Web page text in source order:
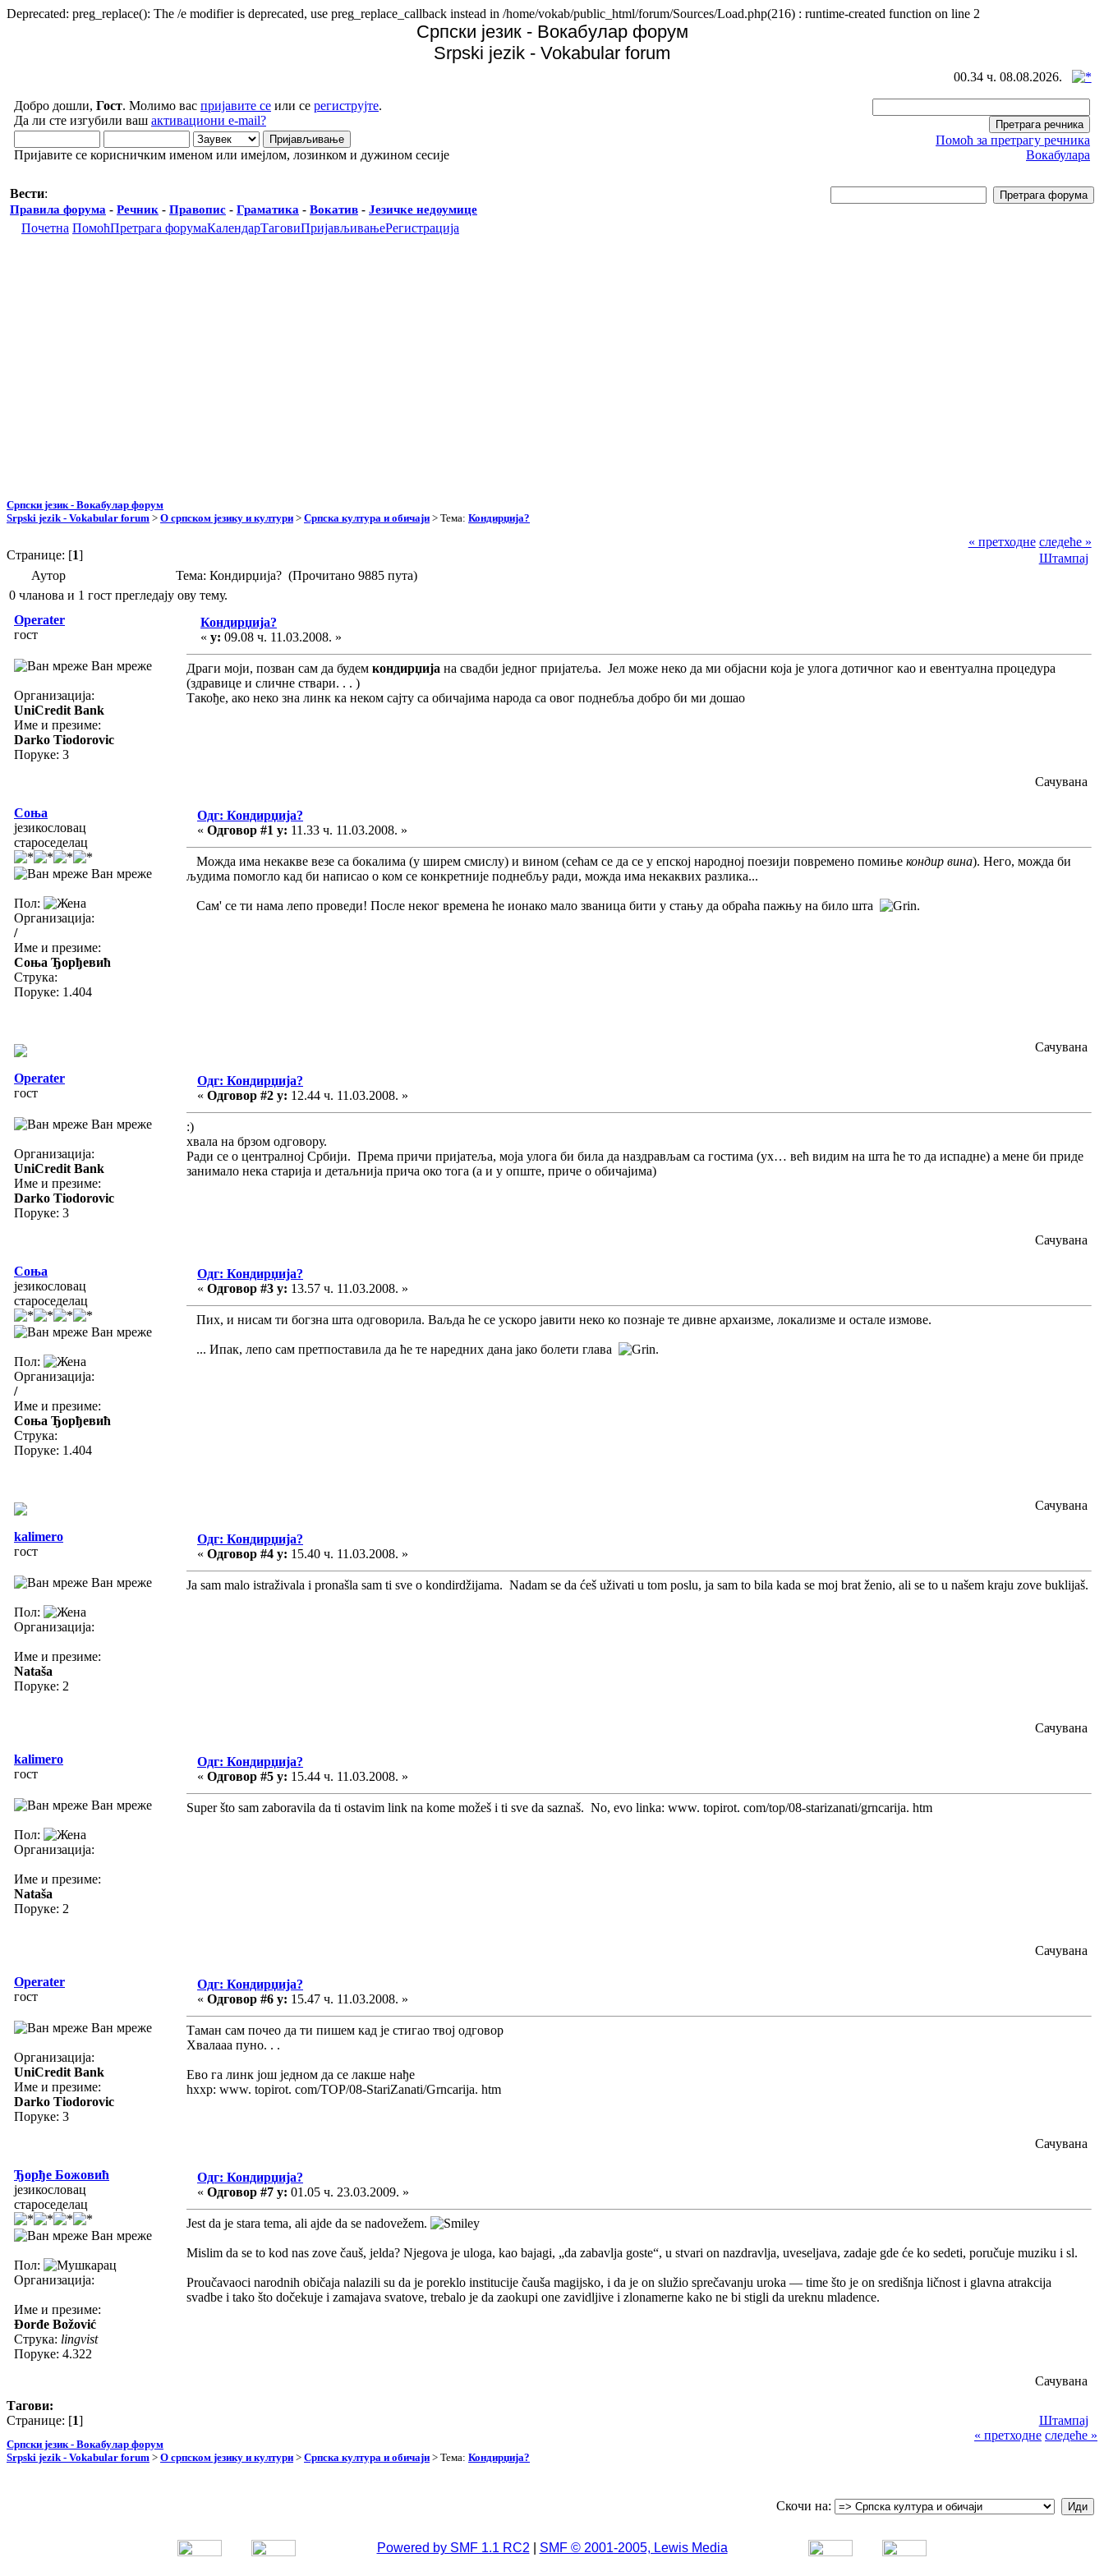
Deprecated: preg_replace(): The /e modifier is deprecated, use preg_replace_callback instead in /home/vokab/public_html/forum/Sources/Load.php(216) : runtime-created function on line 2
Српски језик - Вокабулар форум
Srpski jezik - Vokabular forum
00.34 ч. 08.08.2026.
Добро дошли, Гост. Молимо вас пријавите се или се региструјте.
Да ли сте изгубили ваш активациони e-mail?
Пријавите се корисничким именом или имејлом, лозинком и дужином сесије
Помоћ за претрагу речника
Вокабулара
Вести:
Правила форума - Речник - Правопис - Граматика - Вокатив - Језичке недоумице
Почетна ПомоћПретрага форумаКалендарТаговиПријављивањеРегистрација
Српски језик - Вокабулар форум
Srpski jezik - Vokabular forum > О српском језику и култури > Српска култура и обичаји > Тема: Кондирџија?
Странице: [1]
« претходне следеће »
Штампај
Аутор
Тема: Кондирџија? (Прочитано 9885 пута)
0 чланова и 1 гост прегледају ову тему.
Operater
гост
Ван мреже
Организација:
UniCredit Bank
Име и презиме:
Darko Tiodorovic
Поруке: 3
Кондирџија?
« у: 09.08 ч. 11.03.2008. »
Драги моји, позван сам да будем кондирџија на свадби једног пријатеља. Јел може неко да ми објасни која је улога дотичног као и евентуална процедура
(здравице и сличне ствари. . . )
Такође, ако неко зна линк ка неком сајту са обичајима народа са овог поднебља добро би ми дошао
Сачувана
Соња
језикословац
староседелац
Ван мреже
Пол:
Организација:
/
Име и презиме:
Соња Ђорђевић
Струка:
Поруке: 1.404
Одг: Кондирџија?
« Одговор #1 у: 11.33 ч. 11.03.2008. »
Можда има некакве везе са бокалима (у ширем смислу) и вином (сећам се да се у епској народној поезији повремено помиње кондир вина). Него, можда би
људима помогло кад би написао о ком се конкретније поднебљу ради, можда има некаквих разлика...
Сам' се ти нама лепо проведи! После неког времена ће ионако мало званица бити у стању да обраћа пажњу на било шта .
Сачувана
Operater
гост
Ван мреже
Организација:
UniCredit Bank
Име и презиме:
Darko Tiodorovic
Поруке: 3
Одг: Кондирџија?
« Одговор #2 у: 12.44 ч. 11.03.2008. »
:)
хвала на брзом одговору.
Ради се о централној Србији. Према причи пријатеља, моја улога би била да наздрављам са гостима (ух… већ видим на шта ће то да испадне) а мене би приде
занимало нека старија и детаљнија прича око тога (а и у опште, приче о обичајима)
Сачувана
Соња
језикословац
староседелац
Ван мреже
Пол:
Организација:
/
Име и презиме:
Соња Ђорђевић
Струка:
Поруке: 1.404
Одг: Кондирџија?
« Одговор #3 у: 13.57 ч. 11.03.2008. »
Пих, и нисам ти богзна шта одговорила. Ваљда ће се ускоро јавити неко ко познаје те дивне архаизме, локализме и остале измове.
... Ипак, лепо сам претпоставила да ће те наредних дана јако болети глава .
Сачувана
kalimero
гост
Ван мреже
Пол:
Организација:
Име и презиме:
Nataša
Поруке: 2
Одг: Кондирџија?
« Одговор #4 у: 15.40 ч. 11.03.2008. »
Ja sam malo istraživala i pronašla sam ti sve o kondirdžijama. Nadam se da ćeš uživati u tom poslu, ja sam to bila kada se moj brat ženio, ali se to u našem kraju zove buklijaš.
Сачувана
kalimero
гост
Ван мреже
Пол:
Организација:
Име и презиме:
Nataša
Поруке: 2
Одг: Кондирџија?
« Одговор #5 у: 15.44 ч. 11.03.2008. »
Super što sam zaboravila da ti ostavim link na kome možeš i ti sve da saznaš. No, evo linka: www. topirot. com/top/08-starizanati/grncarija. htm
Сачувана
Operater
гост
Ван мреже
Организација:
UniCredit Bank
Име и презиме:
Darko Tiodorovic
Поруке: 3
Одг: Кондирџија?
« Одговор #6 у: 15.47 ч. 11.03.2008. »
Таман сам почео да ти пишем кад је стигао твој одговор
Хвалааа пуно. . .
Ево га линк још једном да се лакше нађе
hxxp: www. topirot. com/TOP/08-StariZanati/Grncarija. htm
Сачувана
Ђорђе Божовић
језикословац
староседелац
Ван мреже
Пол:
Организација:
Име и презиме:
Đorđe Božović
Струка: lingvist
Поруке: 4.322
Одг: Кондирџија?
« Одговор #7 у: 01.05 ч. 23.03.2009. »
Jest da je stara tema, ali ajde da se nadovežem.
Mislim da se to kod nas zove čauš, jelda? Njegova je uloga, kao bajagi, „da zabavlja goste“, u stvari on nazdravlja, uveseljava, zadaje gde će ko sedeti, poručuje muziku i sl.
Proučavaoci narodnih običaja nalazili su da je poreklo institucije čauša magijsko, i da je on služio sprečavanju uroka — time što je on središnja ličnost i glavna atrakcija
svadbe i tako što dočekuje i zamajava svatove, trebalo je da zaokupi one zavidljive i zlonamerne kako ne bi stigli da ureknu mladence.
Сачувана
Тагови:
Странице: [1] Штампај
Српски језик - Вокабулар форум
Srpski jezik - Vokabular forum > О српском језику и култури > Српска култура и обичаји > Тема: Кондирџија?
« претходне следеће »
Скочи на:
Powered by SMF 1.1 RC2 SMF © 2001-2005, Lewis Media